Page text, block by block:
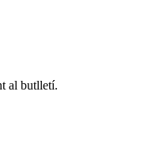
al butlletí.